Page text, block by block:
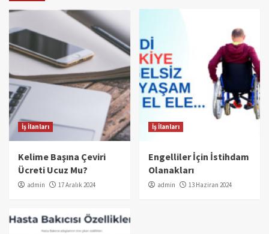
İş İlanları
Kelime Başına Çeviri
Ücreti Ucuz Mu?
admin 17 Aralık 2024
İş İlanları
Engelliler İçin İstihdam
Olanakları
admin 13 Haziran 2024